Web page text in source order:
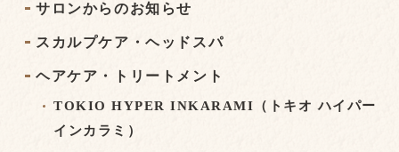
サロンからのお知らせ
スカルプケア・ヘッドスパ
ヘアケア・トリートメント
TOKIO HYPER INKARAMI（トキオ ハイパー
インカラミ）